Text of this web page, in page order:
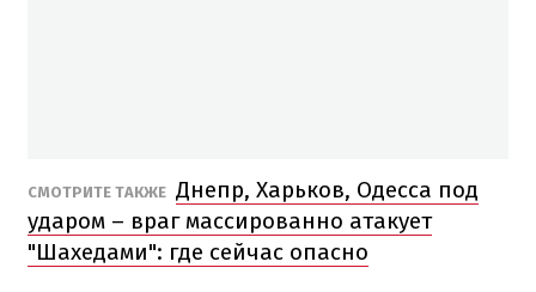
СМОТРИТЕ ТАКЖЕ Днепр, Харьков, Одесса под
ударом – враг массированно атакует
"Шахедами": где сейчас опасно